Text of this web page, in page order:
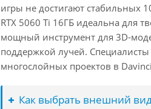
игры не достигают стабильных
RTX 5060 Ti 16ГБ идеальна для
мощный инструмент для 3D-
поддержкой лучей.
многослойных проектов в
Как выбрать внешний